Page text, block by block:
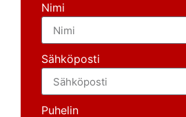
Nimi
Sähköposti
Puhelin